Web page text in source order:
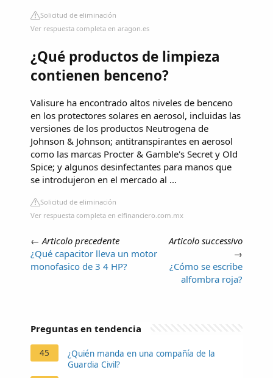
Solicitud de eliminación
Ver respuesta completa en aragon.es
¿Qué productos de limpieza
contienen benceno?
Valisure ha encontrado altos niveles de benceno
en los protectores solares en aerosol, incluidas las
versiones de los productos Neutrogena de
Johnson & Johnson; antitranspirantes en aerosol
como las marcas Procter & Gamble's Secret y Old
Spice; y algunos desinfectantes para manos que
se introdujeron en el mercado al ...
Solicitud de eliminación
Ver respuesta completa en elfinanciero.com.mx
← Articolo precedente
¿Qué capacitor lleva un motor
monofasico de 3 4 HP?
Articolo successivo
→
¿Cómo se escribe
alfombra roja?
Preguntas en tendencia
45
¿Quién manda en una compañía de la
Guardia Civil?